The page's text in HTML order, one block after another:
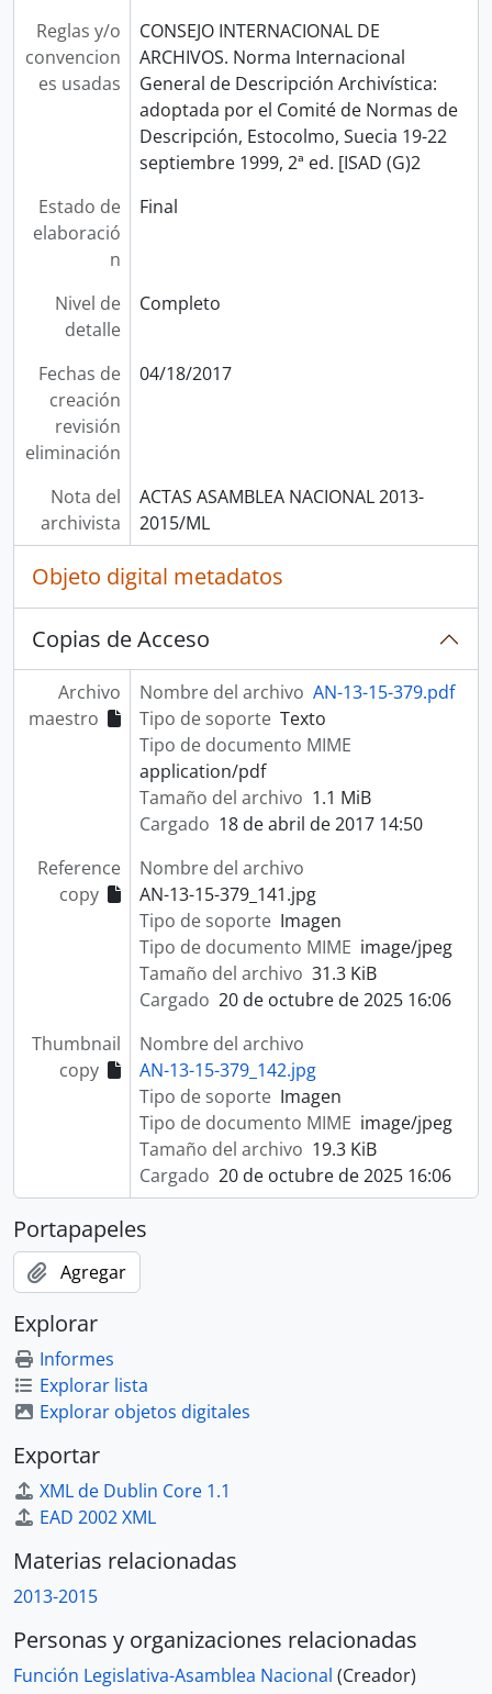
Reglas y/o
convencion
es usadas
CONSEJO INTERNACIONAL DE
ARCHIVOS. Norma Internacional
General de Descripción Archivística:
adoptada por el Comité de Normas de
Descripción, Estocolmo, Suecia 19-22
septiembre 1999, 2ª ed. [ISAD (G)2
Estado de
elaboració
n
Final
Nivel de
detalle
Completo
Fechas de
creación
revisión
eliminación
04/18/2017
Nota del
archivista
ACTAS ASAMBLEA NACIONAL 2013-
2015/ML
Objeto digital metadatos
Copias de Acceso
Archivo
maestro
Nombre del archivo AN-13-15-379.pdf
Tipo de soporte Texto
Tipo de documento MIME
application/pdf
Tamaño del archivo 1.1 MiB
Cargado 18 de abril de 2017 14:50
Reference
copy
Nombre del archivo
AN-13-15-379_141.jpg
Tipo de soporte Imagen
Tipo de documento MIME image/jpeg
Tamaño del archivo 31.3 KiB
Cargado 20 de octubre de 2025 16:06
Thumbnail
copy
Nombre del archivo
AN-13-15-379_142.jpg
Tipo de soporte Imagen
Tipo de documento MIME image/jpeg
Tamaño del archivo 19.3 KiB
Cargado 20 de octubre de 2025 16:06
Portapapeles
Agregar
Explorar
Informes
Explorar lista
Explorar objetos digitales
Exportar
XML de Dublin Core 1.1
EAD 2002 XML
Materias relacionadas
2013-2015
Personas y organizaciones relacionadas
Función Legislativa-Asamblea Nacional (Creador)